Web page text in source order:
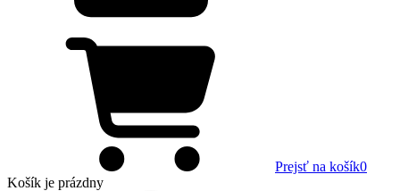
Prejsť na košík0
Košík je prázdny